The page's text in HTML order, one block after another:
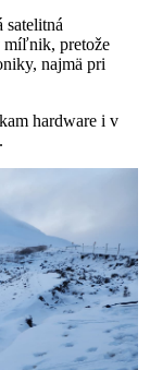
satelitná
míľnik, pretože
najmä pri
hardware i v